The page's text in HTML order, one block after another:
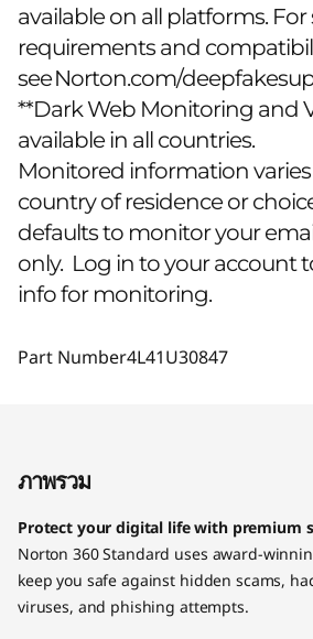
available on all platforms.
requirements and
seeNorton.com/
**Dark Web Monitoring and
available in all countries.
Monitored information
country of residence or
defaults to monitor your
only. Log in to your account
info for monitoring.
Part Number4L41U30847
ภาพรวม
Protect your digital life with premium
Norton 360 Standard uses award-
keep you safe against hidden scams,
viruses, and phishing attempts.